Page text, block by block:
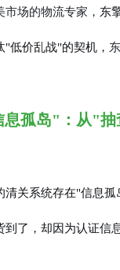
市场的物流专家， 东
"低价乱战"的契机，
息孤岛"：从"
清关系统存在"信息
了，却因为认证信息